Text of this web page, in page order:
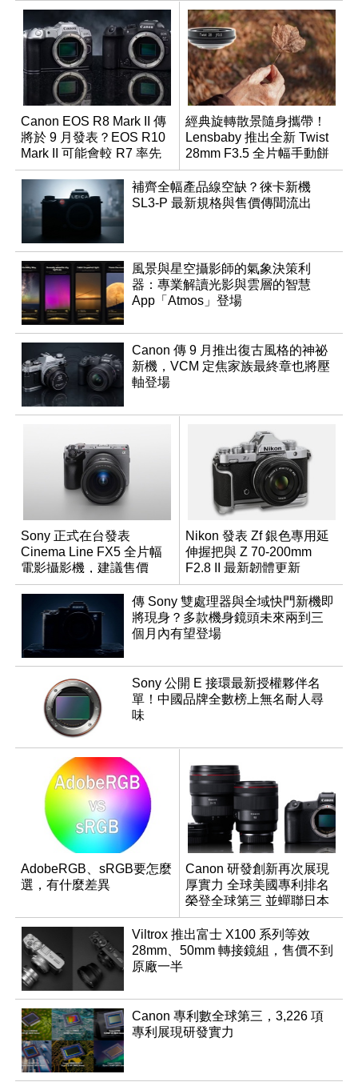
Canon EOS R8 Mark II 傳
將於 9 月發表？EOS R10
Mark II 可能會較 R7 率先
推出
經典旋轉散景隨身攜帶！
Lensbaby 推出全新 Twist
28mm F3.5 全片幅手動餅
乾鏡
補齊全幅產品線空缺？徠卡新機
SL3-P 最新規格與售價傳聞流出
風景與星空攝影師的氣象決策利
器：專業解讀光影與雲層的智慧
App「Atmos」登場
Canon 傳 9 月推出復古風格的神祕
新機，VCM 定焦家族最終章也將壓
軸登場
Sony 正式在台發表
Cinema Line FX5 全片幅
電影攝影機，建議售價
NT$144,980
Nikon 發表 Zf 銀色專用延
伸握把與 Z 70-200mm
F2.8 II 最新韌體更新
傳 Sony 雙處理器與全域快門新機即
將現身？多款機身鏡頭未來兩到三
個月內有望登場
Sony 公開 E 接環最新授權夥伴名
單！中國品牌全數榜上無名耐人尋
味
AdobeRGB、sRGB要怎麼
選，有什麼差異
Canon 研發創新再次展現
厚實力 全球美國專利排名
榮登全球第三 並蟬聯日本
企業排名榜首
Viltrox 推出富士 X100 系列等效
28mm、50mm 轉接鏡組，售價不到
原廠一半
Canon 專利數全球第三，3,226 項
專利展現研發實力